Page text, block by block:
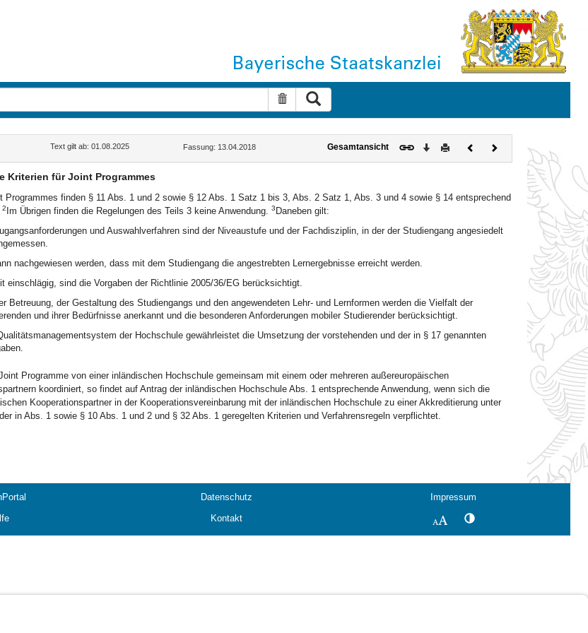
Suche zurücksetzen
Text gilt ab: 01.08.2025 Fassung: 13.04.2018 Gesamtansicht Download
DruckenVorherigesNächstes
Dokument
Kriterien für Joint Programmes
Programmes finden § 11 Abs. 1 und 2 sowie § 12 Abs. 1 Satz 1 bis 3, Abs. 2 Satz 1, Abs. 3 und 4 sowie § 14 entsprechend
2 Im Übrigen finden die Regelungen des Teils 3 keine Anwendung. 3 Daneben gilt:
und Auswahlverfahren sind der Niveaustufe und der Fachdisziplin, in der der Studiengang angesiedelt
nachgewiesen werden, dass mit dem Studiengang die angestrebten Lernergebnisse erreicht werden.
einschlägig, sind die Vorgaben der Richtlinie 2005/36/EG berücksichtigt.
Betreuung, der Gestaltung des Studiengangs und den angewendeten Lehr- und Lernformen werden die Vielfalt der
und ihrer Bedürfnisse anerkannt und die besonderen Anforderungen mobiler Studierender berücksichtigt.
der Hochschule gewährleistet die Umsetzung der vorstehenden und der in § 17 genannten
Programme von einer inländischen Hochschule gemeinsam mit einem oder mehreren außereuropäischen
koordiniert, so findet auf Antrag der inländischen Hochschule Abs. 1 entsprechende Anwendung, wenn sich die
Kooperationspartner in der Kooperationsvereinbarung mit der inländischen Hochschule zu einer Akkreditierung unter
in Abs. 1 sowie § 10 Abs. 1 und 2 und § 32 Abs. 1 geregelten Kriterien und Verfahrensregeln verpflichtet.
Datenschutz
Impressum
Kontakt SchriftgrößeKontrastwechsel